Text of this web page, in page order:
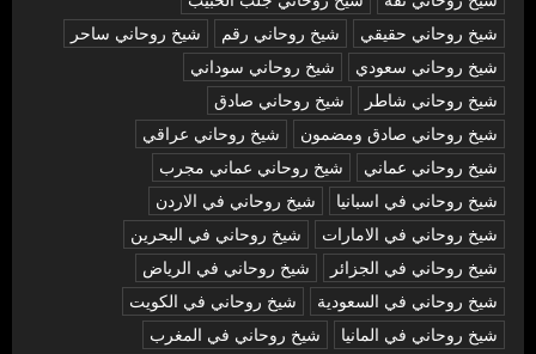
شيخ روحاني حقيقي
شيخ روحاني رقم
شيخ روحاني ساحر
شيخ روحاني سعودي
شيخ روحاني سوداني
شيخ روحاني شاطر
شيخ روحاني صادق
شيخ روحاني صادق ومضمون
شيخ روحاني عراقي
شيخ روحاني عماني
شيخ روحاني عماني مجرب
شيخ روحاني في اسبانيا
شيخ روحاني في الاردن
شيخ روحاني في الامارات
شيخ روحاني في البحرين
شيخ روحاني في الجزائر
شيخ روحاني في الرياض
شيخ روحاني في السعودية
شيخ روحاني في الكويت
شيخ روحاني في المانيا
شيخ روحاني في المغرب